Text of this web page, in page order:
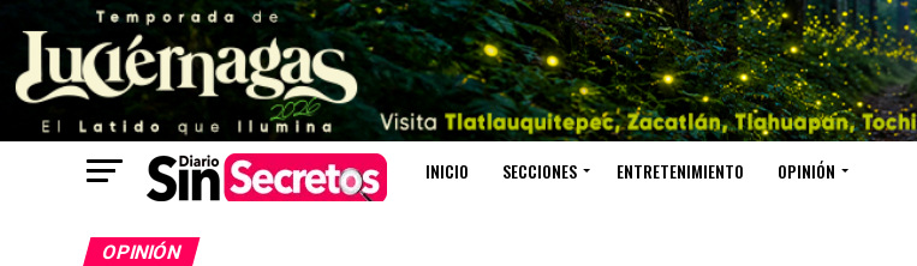
INICIO SECCIONES ENTRETENIMIENTO OPINIÓN
OPINIÓN